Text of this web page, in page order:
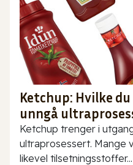
Ketchup: Hvilke
unngå
Ketchup trenger i
ultraprosessert. Mange
likevel tilsetningsstoffer...